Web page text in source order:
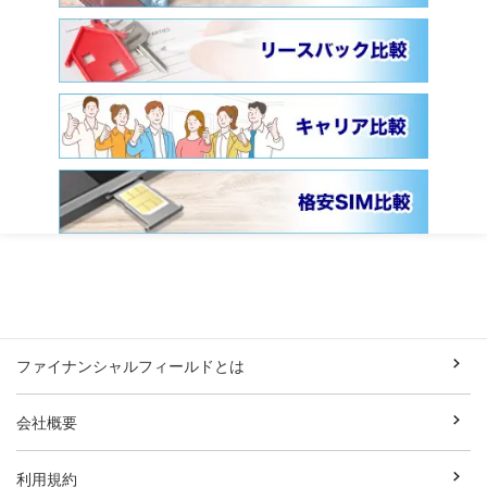
ファイナンシャルフィールドとは
会社概要
利用規約